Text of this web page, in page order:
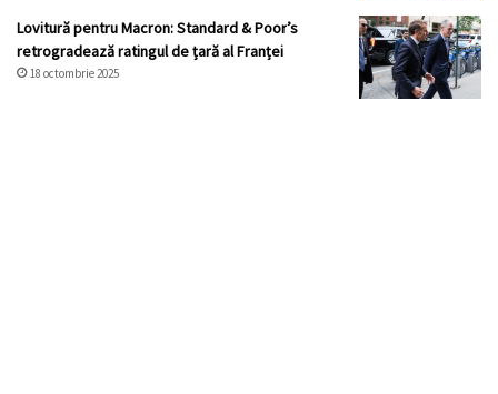
Lovitură pentru Macron: Standard & Poor’s
retrogradează ratingul de țară al Franței
18 octombrie 2025